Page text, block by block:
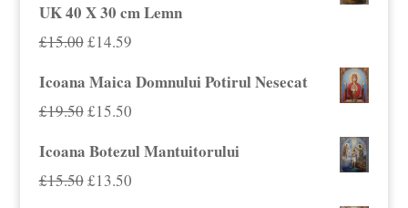
UK 40 X 30 cm Lemn
£15.00Prețul
£15.00.
£14.59Prețul
Icoana Maica Domnului Potirul Nesecat
£19.50Prețul
£15.50Prețul
Icoana Botezul Mantuitorului
£15.50Prețul
£13.50Prețul